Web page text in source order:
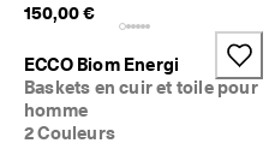
150,00 €
ECCO Biom Energi
Baskets en cuir et toile pour
homme
2 Couleurs